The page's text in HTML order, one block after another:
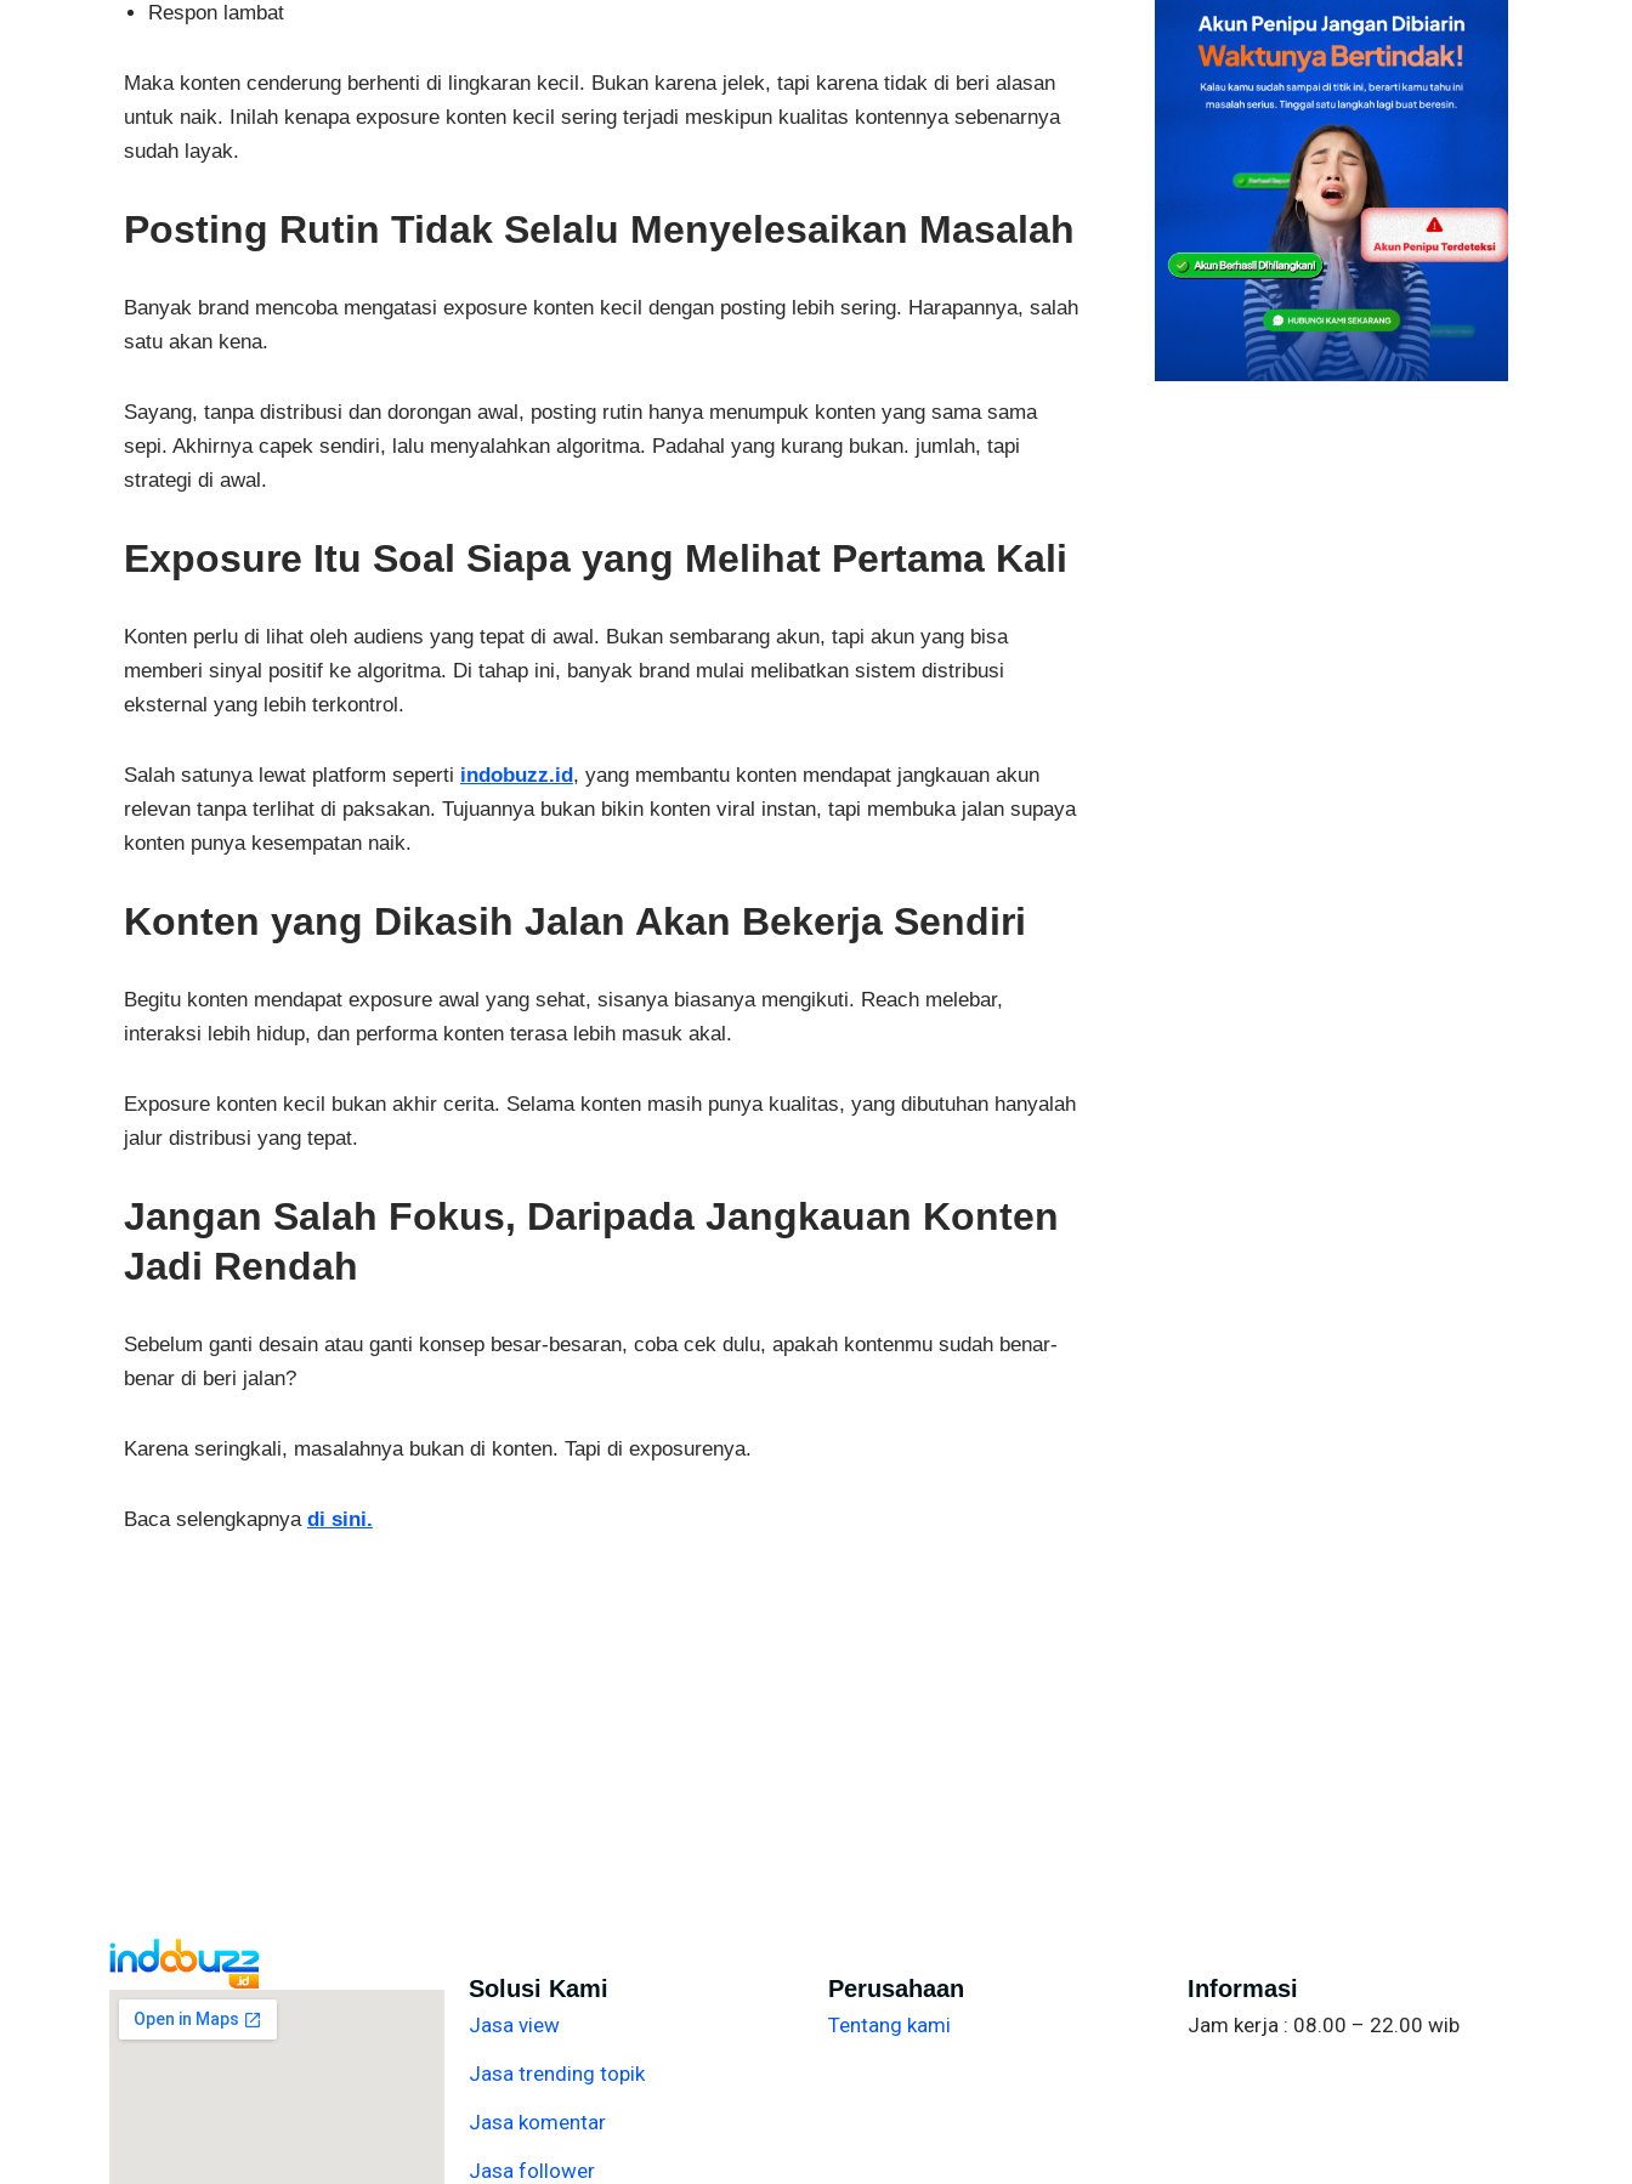
Respon lambat
Maka konten cenderung berhenti di lingkaran kecil. Bukan karena jelek, tapi karena tidak di beri alasan
untuk naik. Inilah kenapa exposure konten kecil sering terjadi meskipun kualitas kontennya sebenarnya
sudah layak.
Posting Rutin Tidak Selalu Menyelesaikan Masalah
Banyak brand mencoba mengatasi exposure konten kecil dengan posting lebih sering. Harapannya, salah
satu akan kena.
Sayang, tanpa distribusi dan dorongan awal, posting rutin hanya menumpuk konten yang sama sama
sepi. Akhirnya capek sendiri, lalu menyalahkan algoritma. Padahal yang kurang bukan. jumlah, tapi
strategi di awal.
Exposure Itu Soal Siapa yang Melihat Pertama Kali
Konten perlu di lihat oleh audiens yang tepat di awal. Bukan sembarang akun, tapi akun yang bisa
memberi sinyal positif ke algoritma. Di tahap ini, banyak brand mulai melibatkan sistem distribusi
eksternal yang lebih terkontrol.
Salah satunya lewat platform seperti indobuzz.id , yang membantu konten mendapat jangkauan akun
relevan tanpa terlihat di paksakan. Tujuannya bukan bikin konten viral instan, tapi membuka jalan supaya
konten punya kesempatan naik.
Konten yang Dikasih Jalan Akan Bekerja Sendiri
Begitu konten mendapat exposure awal yang sehat, sisanya biasanya mengikuti. Reach melebar,
interaksi lebih hidup, dan performa konten terasa lebih masuk akal.
Exposure konten kecil bukan akhir cerita. Selama konten masih punya kualitas, yang dibutuhan hanyalah
jalur distribusi yang tepat.
Jangan Salah Fokus, Daripada Jangkauan Konten
Jadi Rendah
Sebelum ganti desain atau ganti konsep besar-besaran, coba cek dulu, apakah kontenmu sudah benar-
benar di beri jalan?
Karena seringkali, masalahnya bukan di konten. Tapi di exposurenya.
Baca selengkapnya di sini.
Solusi Kami
Jasa view
Jasa trending topik
Jasa komentar
Jasa follower
Perusahaan
Tentang kami
Informasi
Jam kerja : 08.00 – 22.00 wib